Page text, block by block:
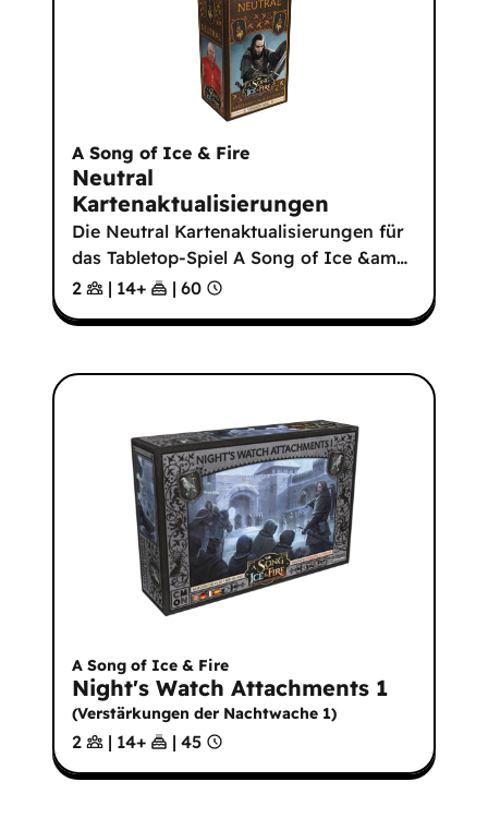
A Song of Ice & Fire
Neutral
Kartenaktualisierungen
Die Neutral Kartenaktualisierungen für
das Tabletop-Spiel A Song of Ice &am…
2
| 14+ | 60
A Song of Ice & Fire
Night's Watch Attachments 1
(Verstärkungen der Nachtwache 1)
2 | 14+ | 45